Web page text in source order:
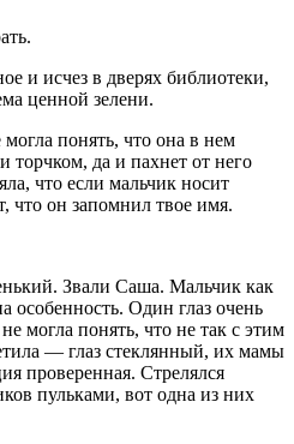
и исчез в дверях библиотеки,
ценной зелени.
понять, что она в нем
да и пахнет от него
что если мальчик носит
что он запомнил твое имя.
Звали Саша. Мальчик как
особенность. Один глаз очень
могла понять, что не так с этим
— глаз стеклянный, их мамы
проверенная. Стрелялся
пульками, вот одна из них